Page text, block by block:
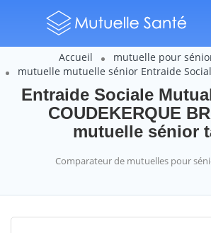
Accueil
mutuelle pour
mutuelle mutuelle sénior Entraide
Entraide Sociale
COUDEKERQUE
mutuelle sénior
Comparateur de mutuelles pour